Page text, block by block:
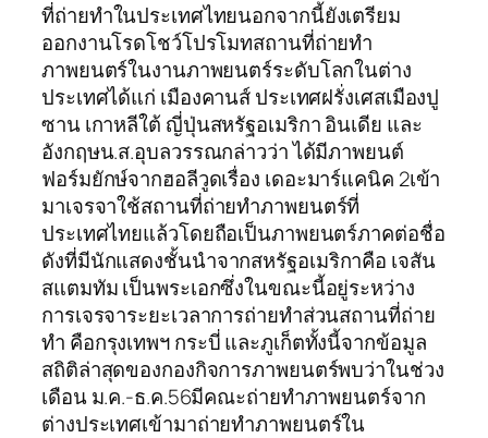
ที่ถ่ายทำในประเทศไทยนอกจากนี้ยังเตรียม
ออกงานโรดโชว์โปรโมทสถานที่ถ่ายทำ
ภาพยนตร์ในงานภาพยนตร์ระดับโลกในต่าง
ประเทศได้แก่ เมืองคานส์ ประเทศฝรั่งเศสเมืองปู
ซาน เกาหลีใต้ ญี่ปุ่นสหรัฐอเมริกา อินเดีย และ
อังกฤษน.ส.อุบลวรรณกล่าวว่า ได้มีภาพยนต์
ฟอร์มยักษ์จากฮอลีวูดเรื่อง เดอะมาร์แคนิค 2เข้า
มาเจรจาใช้สถานที่ถ่ายทำภาพยนตร์ที่
ประเทศไทยแล้วโดยถือเป็นภาพยนตร์ภาคต่อชื่อ
ดังที่มีนักแสดงชั้นนำจากสหรัฐอเมริกาคือ เจสัน
สแตมทัม เป็นพระเอกซึ่งในขณะนี้อยู่ระหว่าง
การเจรจาระยะเวลาการถ่ายทำส่วนสถานที่ถ่าย
ทำ คือกรุงเทพฯ กระบี่ และภูเก็ตทั้งนี้จากข้อมูล
สถิติล่าสุดของกองกิจการภาพยนตร์พบว่าในช่วง
เดือน ม.ค.-ธ.ค.56มีคณะถ่ายทำภาพยนตร์จาก
ต่างประเทศเข้ามาถ่ายทำภาพยนตร์ใน